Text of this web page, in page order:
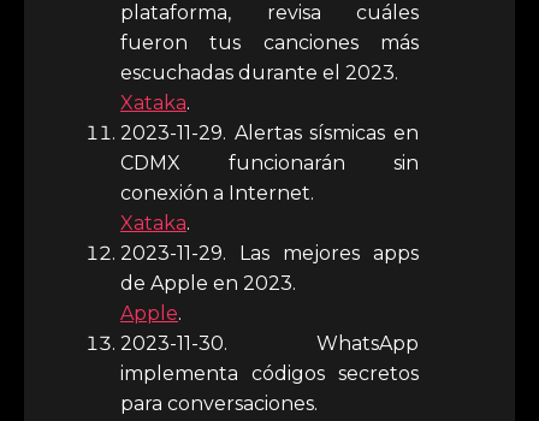
plataforma, revisa cuáles
fueron tus canciones más
escuchadas durante el 2023.
Xataka.
2023-11-29. Alertas sísmicas en
CDMX funcionarán sin
conexión a Internet.
Xataka.
2023-11-29. Las mejores apps
de Apple en 2023.
Apple.
2023-11-30. WhatsApp
implementa códigos secretos
para conversaciones.